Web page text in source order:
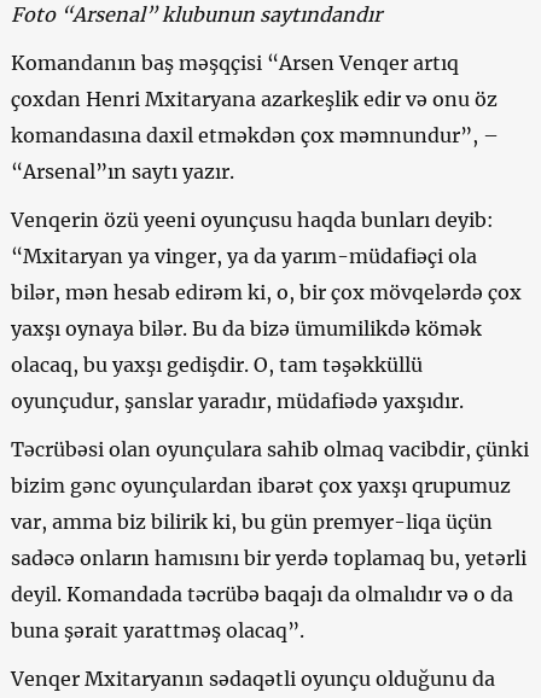
Foto “Arsenal” klubunun saytındandır
Komandanın baş məşqçisi “Arsen Venqer artıq
çoxdan Henri Mxitaryana azarkeşlik edir və onu öz
komandasına daxil etməkdən çox məmnundur”, –
“Arsenal”ın saytı yazır.
Venqerin özü yeeni oyunçusu haqda bunları deyib:
“Mxitaryan ya vinger, ya da yarım-müdafiəçi ola
bilər, mən hesab edirəm ki, o, bir çox mövqelərdə çox
yaxşı oynaya bilər. Bu da bizə ümumilikdə kömək
olacaq, bu yaxşı gedişdir. O, tam təşəkküllü
oyunçudur, şanslar yaradır, müdafiədə yaxşıdır.
Təcrübəsi olan oyunçulara sahib olmaq vacibdir, çünki
bizim gənc oyunçulardan ibarət çox yaxşı qrupumuz
var, amma biz bilirik ki, bu gün premyer-liqa üçün
sadəcə onların hamısını bir yerdə toplamaq bu, yetərli
deyil. Komandada təcrübə baqajı da olmalıdır və o da
buna şərait yarattməş olacaq”.
Venqer Mxitaryanın sədaqətli oyunçu olduğunu da